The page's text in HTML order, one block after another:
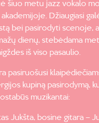
šiuo metu jazz vokalo
Džiaugiasi
bei pasirodyti scenoje,
dienų, stebėdama
iš viso pasaulio.
pasiruošusi
kupiną pasirodymą,
muzikantai:
Jukšta, bosine gitara –